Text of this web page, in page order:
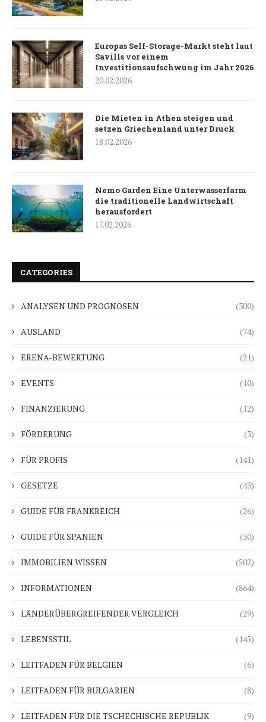
Europas Self-Storage-Markt steht laut
Savills vor einem
Investitionsaufschwung im Jahr 2026
20.02.2026
Die Mieten in Athen steigen und
setzen Griechenland unter Druck
18.02.2026
Nemo Garden Eine Unterwasserfarm
die traditionelle Landwirtschaft
herausfordert
17.02.2026
CATEGORIES
ANALYSEN UND PROGNOSEN (300)
AUSLAND (74)
ERENA-BEWERTUNG (21)
EVENTS (10)
FINANZIERUNG (12)
FÖRDERUNG (3)
FÜR PROFIS (141)
GESETZE (43)
GUIDE FÜR FRANKREICH (26)
GUIDE FÜR SPANIEN (30)
IMMOBILIEN WISSEN (502)
INFORMATIONEN (864)
LÄNDERÜBERGREIFENDER VERGLEICH (29)
LEBENSSTIL (145)
LEITFADEN FÜR BELGIEN (6)
LEITFADEN FÜR BULGARIEN (8)
LEITFADEN FÜR DIE TSCHECHISCHE REPUBLIK (9)